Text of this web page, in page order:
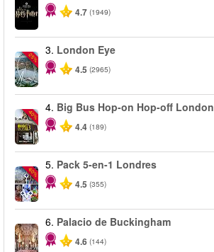
4.7 (1949)
-25%
3. London Eye
4.5 (2965)
-40%
4. Big Bus Hop-on Hop-off London
4.4 (189)
-60%
5. Pack 5-en-1 Londres
4.5 (355)
6. Palacio de Buckingham
4.6 (144)